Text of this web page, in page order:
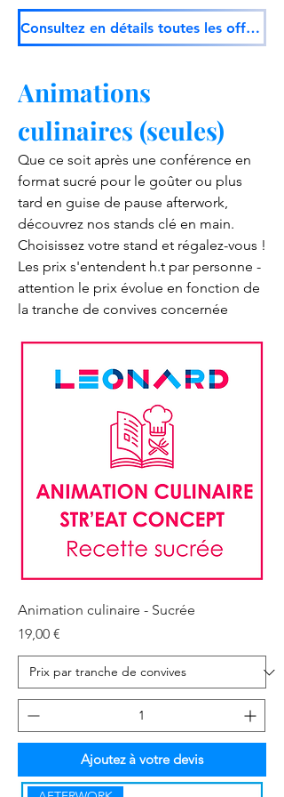
Consultez en détails toutes les offres
Animations
culinaires (seules)
Que ce soit après une conférence en
format sucré pour le goûter ou plus
tard en guise de pause afterwork,
découvrez nos stands clé en main.
Choisissez votre stand et régalez-vous !
Les prix s'entendent h.t par personne -
attention le prix évolue en fonction de
la tranche de convives concernée
Animation culinaire - Sucrée
Prix
19,00 €
Ajoutez à votre devis